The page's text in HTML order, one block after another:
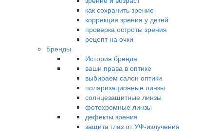
как сохранить зрение
коррекция зрения у детей
проверка остроты зрения
рецепт на очки
Бренды
История бренда
ваши права в оптике
выбираем салон оптики
поляризационные линзы
солнцезащитные линзы
фотохромные линзы
дефекты зрения
защита глаз от УФ-излучения